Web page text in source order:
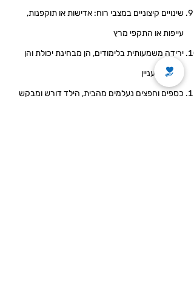
שינויים קיצוניים במצבי רוח: אדישות או תוקפנות,
עייפות או התקפי מרץ
ירידה משמעותית בלימודים, הן מבחינת יכולת והן
מבחינת עניין
כספים וחפצים נעלמים מהבית, הילד דורש ומבקש